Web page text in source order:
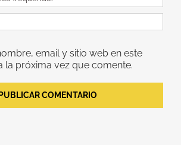
email y sitio web en este
la próxima vez que comente.